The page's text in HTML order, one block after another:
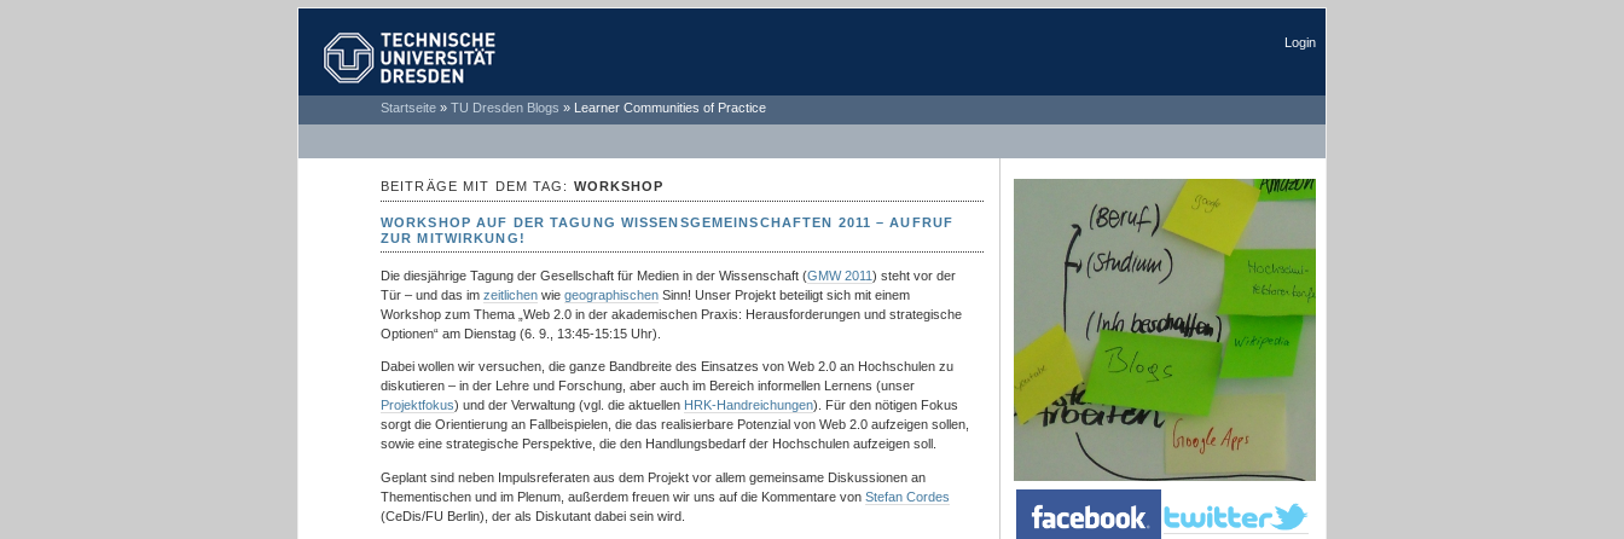
TECHNISCHE
UNIVERSITÄT
Login
Startseite » TU Dresden Blogs » Learner Communities of Practice
BEITRÄGE MIT DEM TAG: WORKSHOP
WORKSHOP AUF DER TAGUNG WISSENSGEMEINSCHAFTEN 2011 – AUFRUF
ZUR MITWIRKUNG!
Die diesjährige Tagung der Gesellschaft für Medien in der Wissenschaft (GMW 2011) steht vor der
Tür – und das im zeitlichen wie geographischen Sinn! Unser Projekt beteiligt sich mit einem
Workshop zum Thema „Web 2.0 in der akademischen Praxis: Herausforderungen und strategische
Optionen“ am Dienstag (6. 9., 13:45-15:15 Uhr).
Dabei wollen wir versuchen, die ganze Bandbreite des Einsatzes von Web 2.0 an Hochschulen zu
diskutieren – in der Lehre und Forschung, aber auch im Bereich informellen Lernens (unser
Projektfokus) und der Verwaltung (vgl. die aktuellen HRK-Handreichungen). Für den nötigen Fokus
sorgt die Orientierung an Fallbeispielen, die das realisierbare Potenzial von Web 2.0 aufzeigen sollen,
sowie eine strategische Perspektive, die den Handlungsbedarf der Hochschulen aufzeigen soll.
Geplant sind neben Impulsreferaten aus dem Projekt vor allem gemeinsame Diskussionen an
Thementischen und im Plenum, außerdem freuen wir uns auf die Kommentare von Stefan Cordes
(CeDis/FU Berlin), der als Diskutant dabei sein wird.